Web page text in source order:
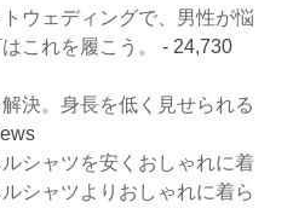
ウェディングで、男性が悩
これを履こう。
- 24,730
決。身長を低く見せられる
シャツを安くおしゃれに着
シャツよりおしゃれに着ら